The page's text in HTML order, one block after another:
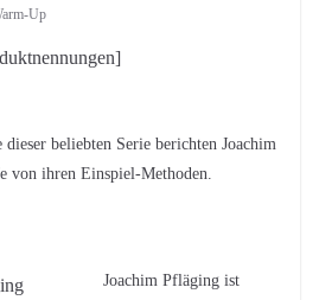
Up
beliebten Serie berichten Joachim
von ihren Einspiel-Methoden.
Joachim Pfläging ist